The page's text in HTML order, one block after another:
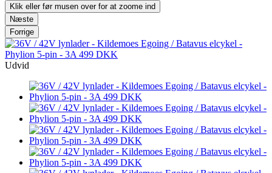
Klik eller før musen over for at zoome ind
Næste
Forrige
Udvid